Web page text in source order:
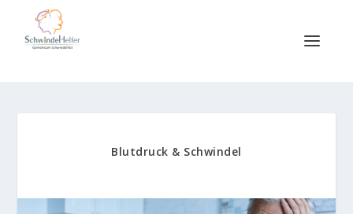
Blutdruck & Schwindel